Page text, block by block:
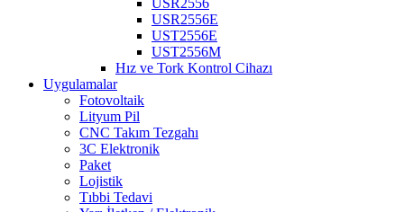
USR2556
USR2556E
UST2556E
UST2556M
Hız ve Tork Kontrol Cihazı
Uygulamalar
Fotovoltaik
Lityum Pil
CNC Takım Tezgahı
3C Elektronik
Paket
Lojistik
Tıbbi Tedavi